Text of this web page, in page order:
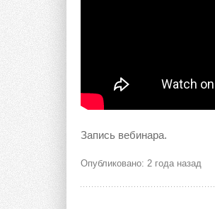
Запись вебинара.
Опубликовано: 2 года назад